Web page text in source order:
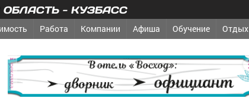
- КУЗБАСС
Работа Компании Афиша Обучение Отдых
реклама